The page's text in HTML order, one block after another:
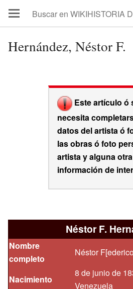
Hernández, Néstor F.
Este artículo ó
necesita
datos del artista ó
las obras ó foto
artista y alguna otra
información de
Néstor F.
Nombre
completo
Néstor
Nacimiento
8 de junio de
Venezuela